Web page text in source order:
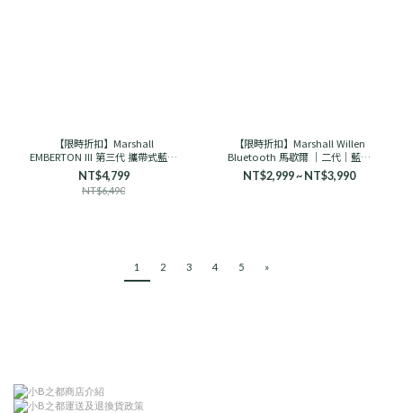
【限時折扣】Marshall
EMBERTON III 第三代 攜帶式藍芽
喇叭 馬歇爾
NT$4,799
NT$6,490
【限時折扣】Marshall Willen
Bluetooth 馬歇爾 ｜二代｜藍芽
音響 古銅黑/奶油白
NT$2,999 ~ NT$3,990
1 2 3 4 5 »